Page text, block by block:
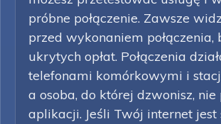
próbne połączenie. Zawsze
przed wykonaniem połączenia,
ukrytych opłat. Połączenia
telefonami komórkowymi i
a osoba, do której dzwonisz,
aplikacji. Jeśli Twój internet jest